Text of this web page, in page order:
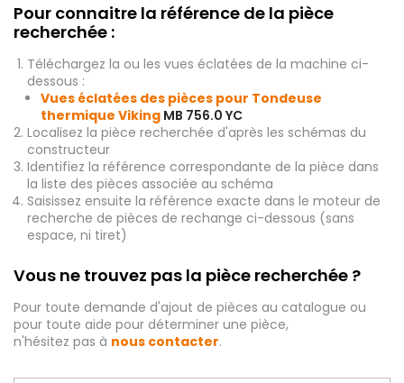
Pour connaitre la référence de la pièce
recherchée :
Téléchargez la ou les vues éclatées de la machine ci-
dessous :
Vues éclatées des pièces pour Tondeuse
thermique Viking MB 756.0 YC
Localisez la pièce recherchée d'après les schémas du
constructeur
Identifiez la référence correspondante de la pièce dans
la liste des pièces associée au schéma
Saisissez ensuite la référence exacte dans le moteur de
recherche de pièces de rechange ci-dessous (sans
espace, ni tiret)
Vous ne trouvez pas la pièce recherchée ?
Pour toute demande d'ajout de pièces au catalogue ou
pour toute aide pour déterminer une pièce,
n'hésitez pas à nous contacter.